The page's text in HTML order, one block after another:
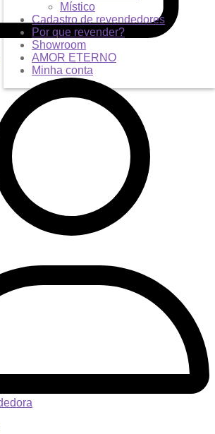
Místico
Cadastro de revendedores
Por que revender?
Showroom
AMOR ETERNO
Minha conta